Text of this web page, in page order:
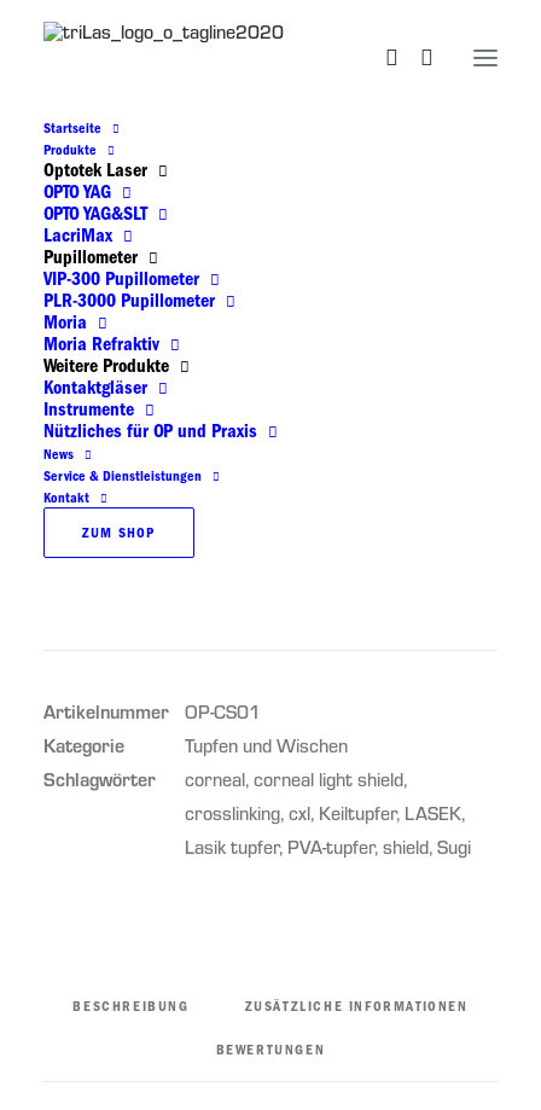
Startseite
Produkte
Optotek Laser
OPTO YAG
OPTO YAG&SLT
LacriMax
Pupillometer
VIP-300 Pupillometer
PLR-3000 Pupillometer
Moria
Moria Refraktiv
Weitere Produkte
Kontaktgläser
Instrumente
Nützliches für OP und Praxis
News
Service & Dienstleistungen
Kontakt
ZUM SHOP
Corneaabdeckung, PVA 7 mm, Box
Corneaabdeckung, PVA 7 mm, Box
27,30€
Hornhautabdeckung, 7 mm, PVA
Corneaabdeckung,
Artikelnummer
OP-CS01
Kategorie
Tupfen und Wischen
Schlagwörter
corneal,corneal light shield,
crosslinking,cxl, Keiltupfer, LASEK,
Lasik tupfer, PVA-tupfer,shield,Sugi
BESCHREIBUNG ZUSÄTZLICHE INFORMATIONEN
BEWERTUNGEN